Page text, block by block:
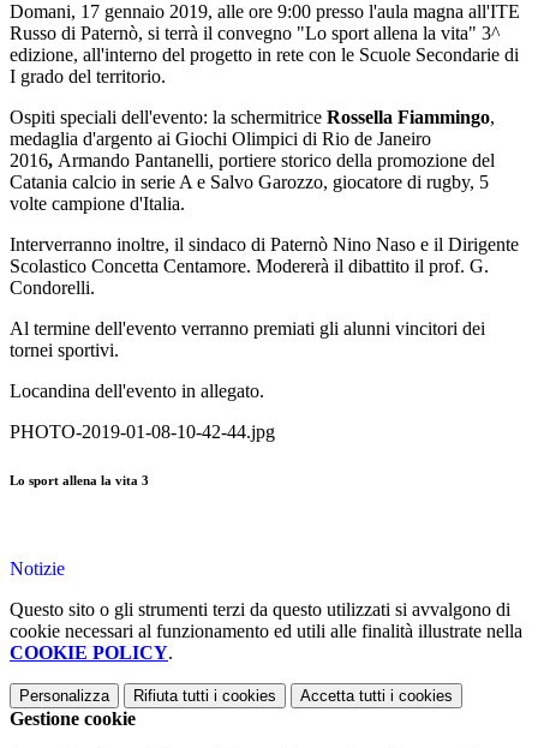
Domani, 17 gennaio 2019, alle ore 9:00 presso l'aula magna all'ITE
Russo di Paternò, si terrà il convegno "Lo sport allena la vita" 3^
edizione, all'interno del progetto in rete con le Scuole Secondarie di
I grado del territorio.
Ospiti speciali dell'evento: la schermitrice Rossella Fiammingo,
medaglia d'argento ai Giochi Olimpici di Rio de Janeiro
2016, Armando Pantanelli, portiere storico della promozione del
Catania calcio in serie A e Salvo Garozzo, giocatore di rugby, 5
volte campione d'Italia.
Interverranno inoltre, il sindaco di Paternò Nino Naso e il Dirigente
Scolastico Concetta Centamore. Modererà il dibattito il prof. G.
Condorelli.
Al termine dell'evento verranno premiati gli alunni vincitori dei
tornei sportivi.
Locandina dell'evento in allegato.
PHOTO-2019-01-08-10-42-44.jpg
Lo sport allena la vita 3
Notizie
Questo sito o gli strumenti terzi da questo utilizzati si avvalgono di
cookie necessari al funzionamento ed utili alle finalità illustrate nella
COOKIE POLICY.
Personalizza Rifiuta tutti i cookies Accetta tutti i cookies
Gestione cookie